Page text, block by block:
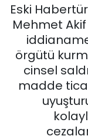
Eski
Mehmet
örgütü
cinsel
madde
EKONOMİ
English
GÜNCEL
KÜLTÜR
Son
Haber